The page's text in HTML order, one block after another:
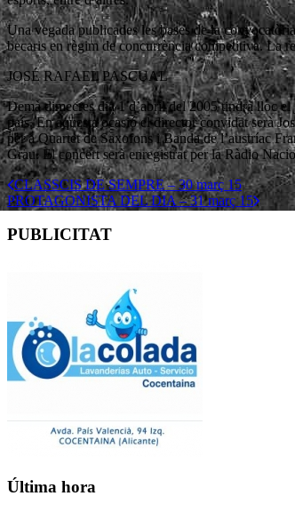
Una vegada publicades les bases de la
becaris en règim de concurrència competitiva. La
JOSÉ RAFAEL PASCUAL
Demà dimecres dia 1 d’abril del 2005 tindrà lloc
país. En aquesta ocasió el director convidat serà
per a Quartet de Saxofons i Banda de l’austríac
Grau. El concert serà enregistrat per la Ràdio
CLASSCIS DE SEMPRE – 30 març 15
PROTAGONISTA DEL DIA – 31 març 15
PUBLICITAT
Última hora